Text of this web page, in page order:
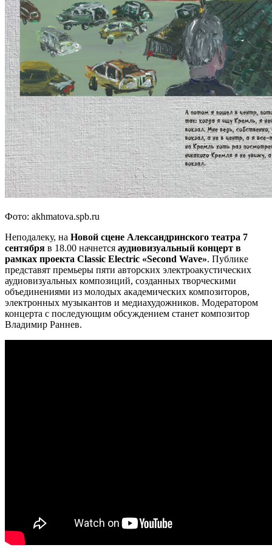
Фото: akhmatova.spb.ru
Неподалеку, на Новой сцене Александринского театра 7
сентября в 18.00 начнется аудиовизуальный концерт в
рамках проекта Classic Electric «Second Wave». Публике
представят премьеры пяти авторских электроакустических
аудиовизуальных композиций, созданных творческими
объединениями из молодых академических композиторов,
электронных музыкантов и медиахудожников. Модератором
концерта с последующим обсуждением станет композитор
Владимир Раннев.